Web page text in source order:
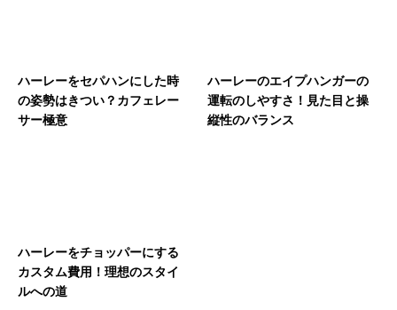
ハーレーをセパハンにした時
の姿勢はきつい？カフェレー
サー極意
ハーレーのエイプハンガーの
運転のしやすさ！見た目と操
縦性のバランス
ハーレーをチョッパーにする
カスタム費用！理想のスタイ
ルへの道